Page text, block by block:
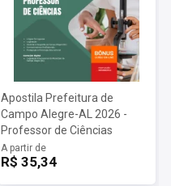
Apostila Prefeitura de
Campo Alegre-AL 2026 -
Professor de Ciências
A partir de
R$ 35,34